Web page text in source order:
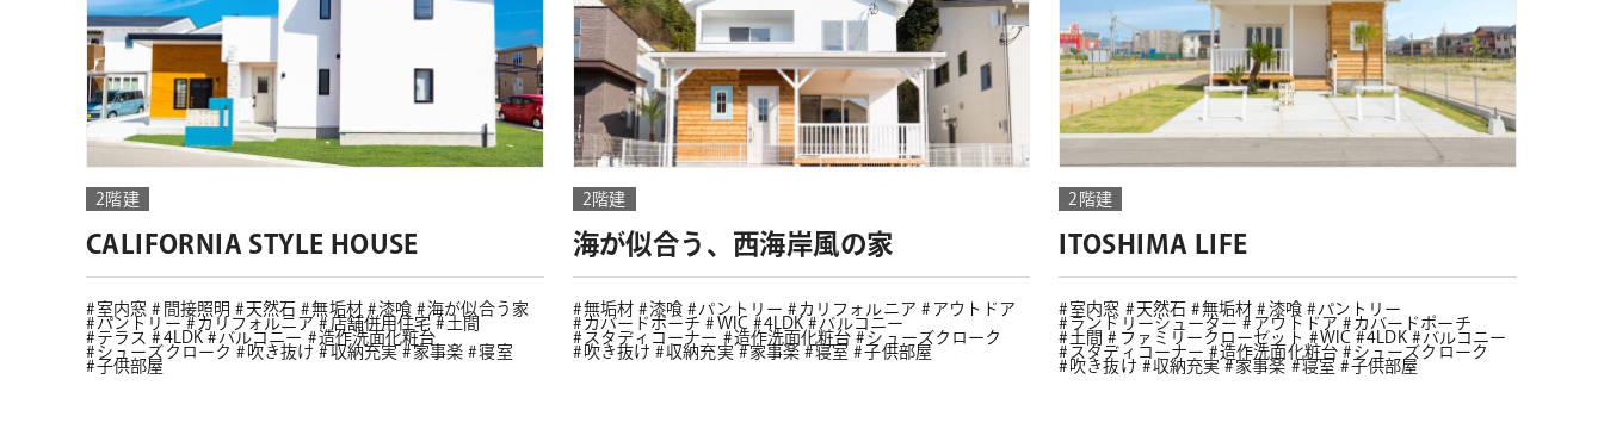
2階建
CALIFORNIA STYLE HOUSE
室内窓 間接照明 天然石 無垢材 漆喰
海が似合う家
パントリー
カリフォルニア 店舗併用住宅
土間
テラス
4LDK バルコニー
造作洗面化粧台
シューズクローク
吹き抜け 収納充実 家事楽
寝室
子供部屋
2階建
海が似合う、西海岸風の家
無垢材 漆喰 パントリー カリフォルニア
アウトドア
カバードポーチ
WIC 4LDK
バルコニー
スタディコーナー
造作洗面化粧台
シューズクローク
吹き抜け
収納充実 家事楽 寝室 子供部屋
2階建
ITOSHIMA LIFE
室内窓 天然石 無垢材 漆喰
パントリー
ランドリーシューター
アウトドア
カバードポーチ
土間
ファミリークローゼット WIC 4LDK
バルコニー
スタディコーナー
造作洗面化粧台
シューズクローク
吹き抜け
収納充実 家事楽 寝室 子供部屋